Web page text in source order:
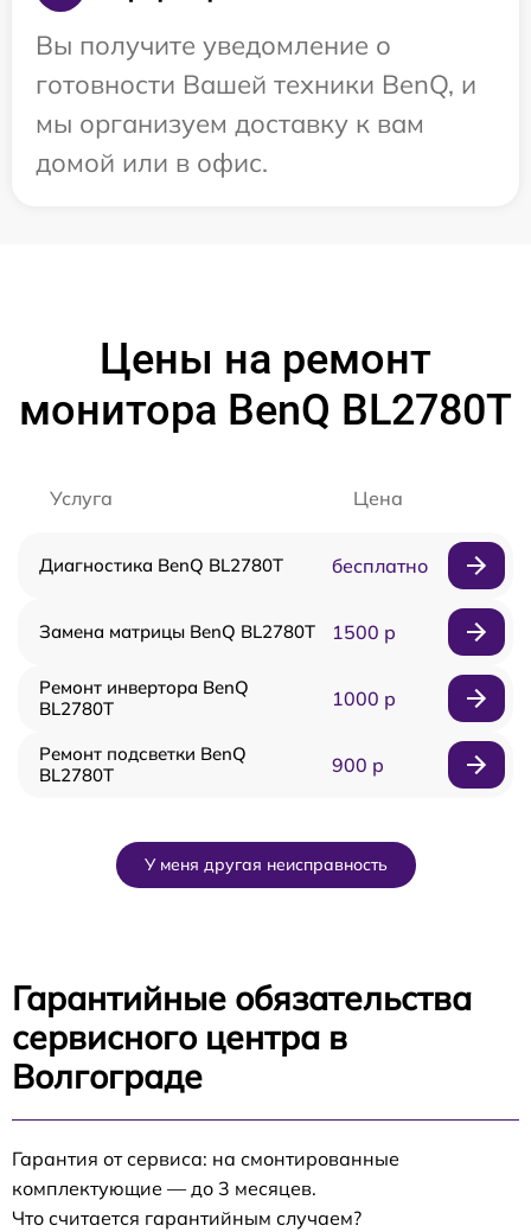
Вы получите уведомление о
готовности Вашей техники BenQ, и
мы организуем доставку к вам
домой или в офис.
Цены на ремонт
монитора BenQ BL2780T
Услуга Цена
Диагностика BenQ BL2780T бесплатно
Замена матрицы BenQ BL2780T 1500 р
Ремонт инвертора BenQ
BL2780T
1000 р
Ремонт подсветки BenQ
BL2780T
900 р
У меня другая неисправность
Гарантийные обязательства
сервисного центра в
Волгограде
Гарантия от сервиса: на смонтированные
комплектующие — до 3 месяцев.
Что считается гарантийным случаем?